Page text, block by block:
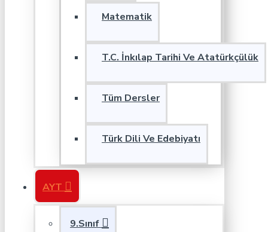
Matematik
T.C. İnkılap Tarihi Ve Atatürkçülük
Tüm Dersler
Türk Dili Ve Edebiyatı
AYT
9.Sınıf